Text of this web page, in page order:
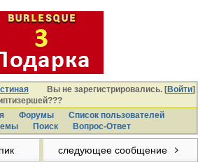
Вы не зарегистрировались. [Войти]
Форумы
Список пользователей
Поиcк Вопрос-Ответ
следующее сообщение